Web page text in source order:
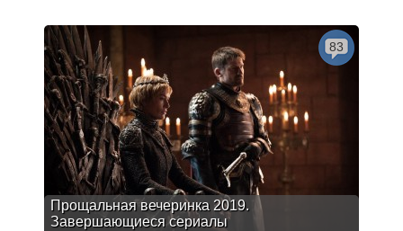
Прощальная вечеринка 2019.
Завершающиеся сериалы
83